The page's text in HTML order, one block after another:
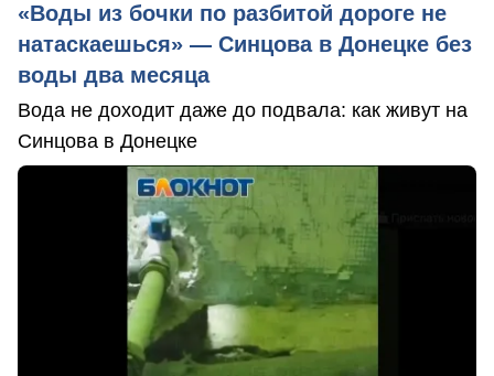
«Воды из бочки по разбитой дороге не
натаскаешься» — Синцова в Донецке без
воды два месяца
Вода не доходит даже до подвала: как живут на
Синцова в Донецке